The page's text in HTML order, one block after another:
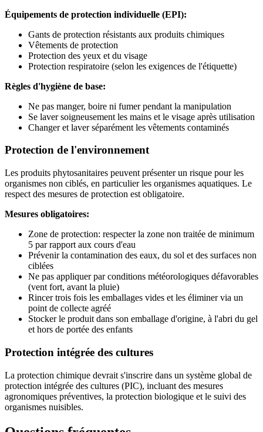
Équipements de protection individuelle (EPI):
Gants de protection résistants aux produits chimiques
Vêtements de protection
Protection des yeux et du visage
Protection respiratoire (selon les exigences de l'étiquette)
Règles d'hygiène de base:
Ne pas manger, boire ni fumer pendant la manipulation
Se laver soigneusement les mains et le visage après utilisation
Changer et laver séparément les vêtements contaminés
Protection de l'environnement
Les produits phytosanitaires peuvent présenter un risque pour les
organismes non ciblés, en particulier les organismes aquatiques. Le
respect des mesures de protection est obligatoire.
Mesures obligatoires:
Zone de protection: respecter la zone non traitée de minimum
5 par rapport aux cours d'eau
Prévenir la contamination des eaux, du sol et des surfaces non
ciblées
Ne pas appliquer par conditions météorologiques défavorables
(vent fort, avant la pluie)
Rincer trois fois les emballages vides et les éliminer via un
point de collecte agréé
Stocker le produit dans son emballage d'origine, à l'abri du gel
et hors de portée des enfants
Protection intégrée des cultures
La protection chimique devrait s'inscrire dans un système global de
protection intégrée des cultures (PIC), incluant des mesures
agronomiques préventives, la protection biologique et le suivi des
organismes nuisibles.